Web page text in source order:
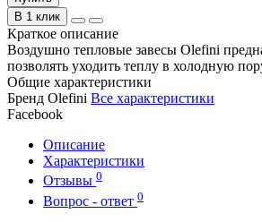
В 1 клик
Краткое описание
Воздушно тепловые завесы Olefini
позволять уходить теплу в холодную
Общие характеристики
Бренд Olefini Все характеристики
Facebook
Описание
Характеристики
Отзывы 0
Вопрос - ответ 0